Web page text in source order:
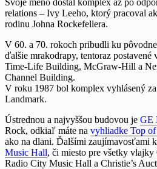
relations – Ivy Leeho, ktorý pracoval
rodinu Johna Rockefellera.
V 60. a 70. rokoch pribudli ku
ďalšie mrakodrapy, tentoraz postavené
Time-Life Building, McGraw-Hill a
Channel Building.
V roku 1987 bol komplex vyhlásený
Landmark.
Ústrednou a najvyššou budovou je GE
Rock, odkiaľ máte na vyhliadke Top
ako na dlani. Ďalšími zaujímavosťami
Music Hall, či miesto pre všetky
Radio City Music Hall a Christie’s